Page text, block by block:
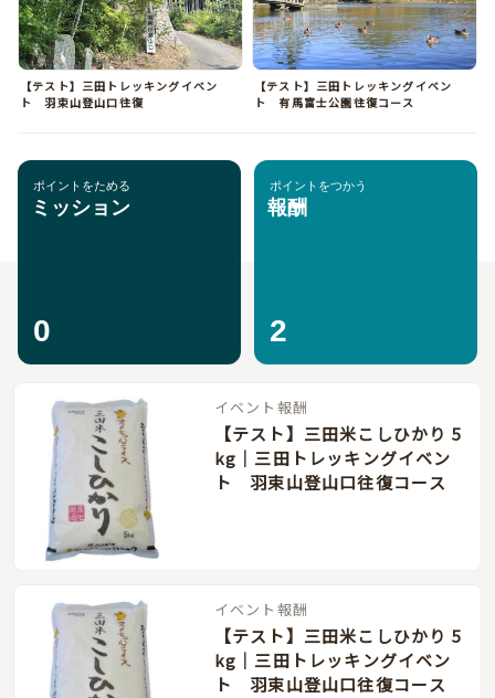
【テスト】三田トレッキングイベン
ト 羽束山登山口往復
【テスト】三田トレッキングイベン
ト 有馬富士公園往復コース
ポイントをためる
ミッション
0
ポイントをつかう
報酬
2
イベント報酬
【テスト】三田米こしひかり 5
kg｜三田トレッキングイベン
ト 羽束山登山口往復コース
イベント報酬
【テスト】三田米こしひかり 5
kg｜三田トレッキングイベン
ト 羽束山登山口往復コース